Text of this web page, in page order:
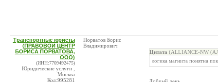
Транспортные юристы
(ПРАВОВОЙ ЦЕНТР
БОРИСА ПОРВАТОВА,
ООО)
(ИНН:7709492475)
Юридические услуги ,
Москва
Код:995281
Порватов Борис
Владимирович
Цитата (ALLIANCE-NW
логика магнита понятна